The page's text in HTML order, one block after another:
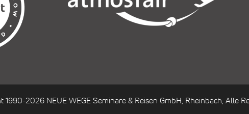
1990-2026 NEUE WEGE Seminare & Reisen GmbH, Rheinbach, Alle